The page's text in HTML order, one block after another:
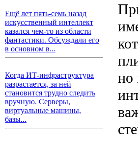
Ещё лет пять-семь назад
искусственный интеллект
казался чем-то из области
фантастики. Обсуждали его
в основном в...
Когда ИТ-инфраструктура
разрастается, за ней
становится трудно следить
вручную. Серверы,
виртуальные машины,
базы...
но